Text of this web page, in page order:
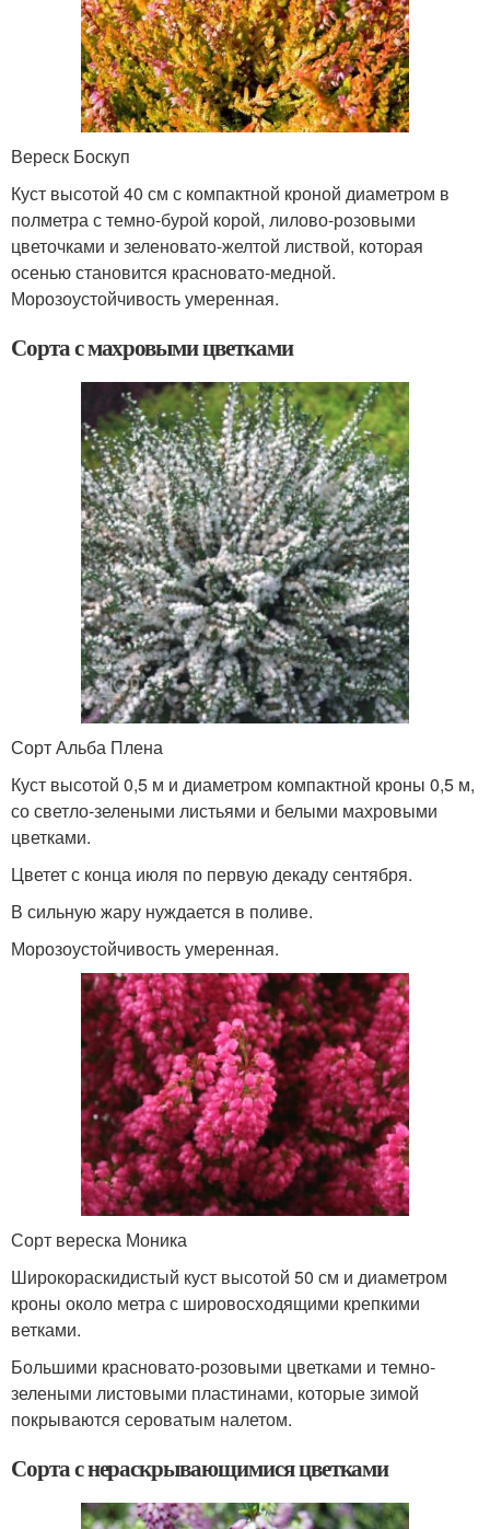
Вереск Боскуп
Куст высотой 40 см с компактной кроной диаметром в
полметра с темно-бурой корой, лилово-розовыми
цветочками и зеленовато-желтой листвой, которая
осенью становится красновато-медной.
Морозоустойчивость умеренная.
Сорта с махровыми цветками
Сорт Альба Плена
Куст высотой 0,5 м и диаметром компактной кроны 0,5 м,
со светло-зелеными листьями и белыми махровыми
цветками.
Цветет с конца июля по первую декаду сентября.
В сильную жару нуждается в поливе.
Морозоустойчивость умеренная.
Сорт вереска Моника
Широкораскидистый куст высотой 50 см и диаметром
кроны около метра с шировосходящими крепкими
ветками.
Большими красновато-розовыми цветками и темно-
зелеными листовыми пластинами, которые зимой
покрываются сероватым налетом.
Сорта с нераскрывающимися цветками